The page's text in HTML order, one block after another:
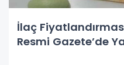
İlaç
Resmi Gazete’de